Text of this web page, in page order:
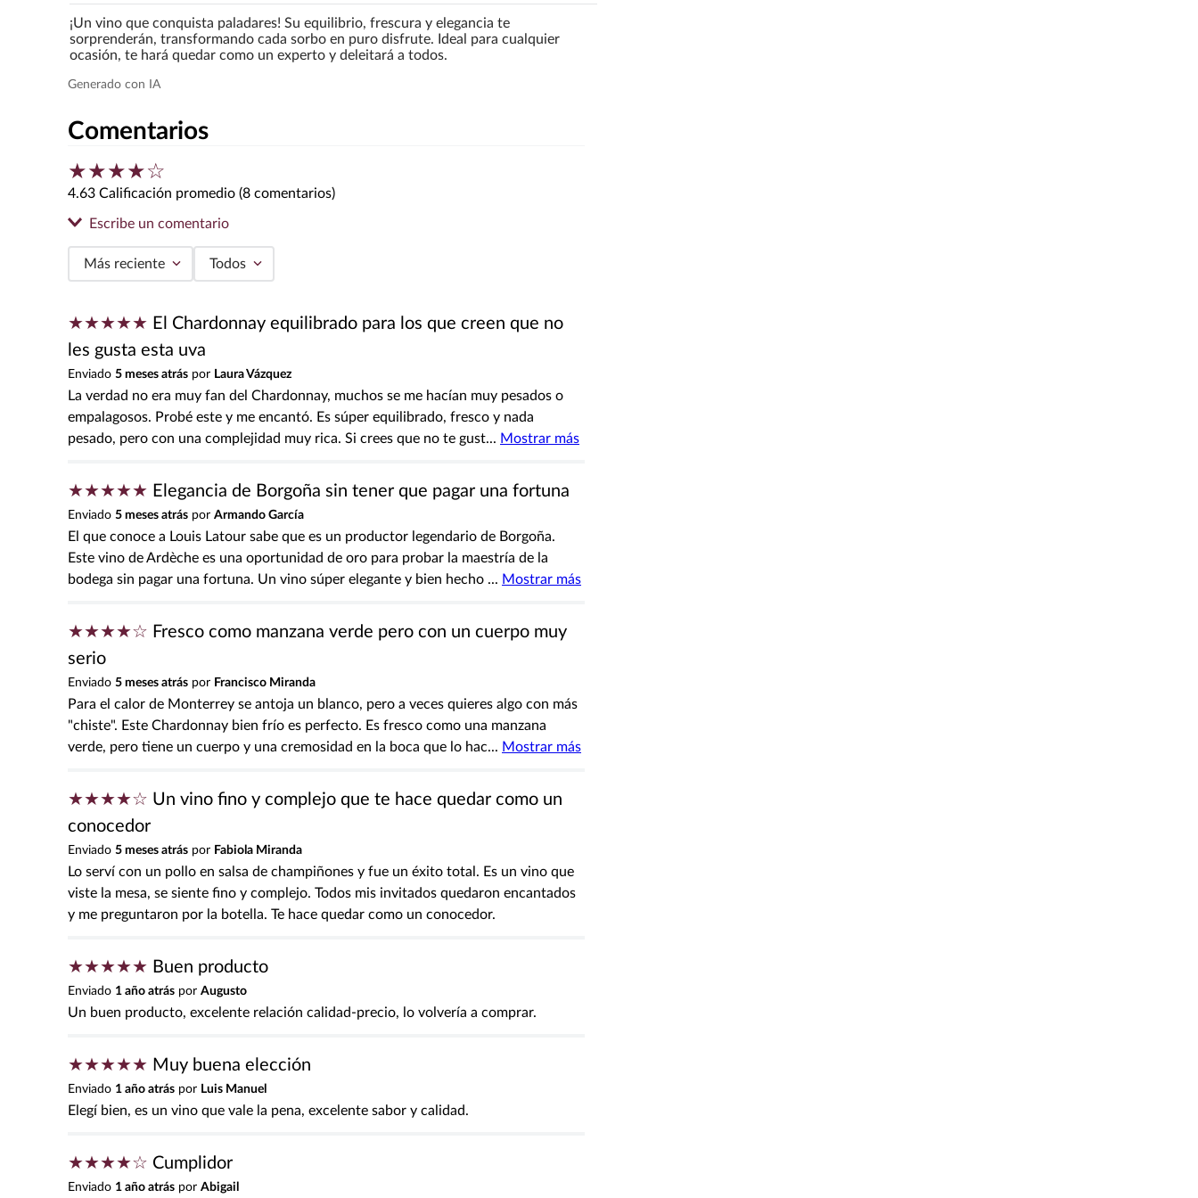
¡Un vino que conquista paladares! Su equilibrio, frescura y elegancia te
sorprenderán, transformando cada sorbo en puro disfrute. Ideal para cualquier
ocasión, te hará quedar como un experto y deleitará a todos.
Comentarios
★★★★☆
4.63 Calificación promedio (8 comentarios)
Escribe un comentario
Título
Califica el producto de 1 a 5 estrellas
★★★★★
Dirección de email
Enviar comentario
Más reciente Todos
★★★★★ El Chardonnay equilibrado para los que creen que no
les gusta esta uva
Enviado 5 meses atrás por Laura Vázquez
La verdad no era muy fan del Chardonnay, muchos se me hacían muy pesados o
empalagosos. Probé este y me encantó. Es súper equilibrado, fresco y nada
pesado, pero con una complejidad muy rica. Si crees que no te gust... Mostrar más
★★★★★ Elegancia de Borgoña sin tener que pagar una fortuna
Enviado 5 meses atrás por Armando García
El que conoce a Louis Latour sabe que es un productor legendario de Borgoña.
Este vino de Ardèche es una oportunidad de oro para probar la maestría de la
bodega sin pagar una fortuna. Un vino súper elegante y bien hecho ... Mostrar más
★★★★☆ Fresco como manzana verde pero con un cuerpo muy
serio
Enviado 5 meses atrás por Francisco Miranda
Para el calor de Monterrey se antoja un blanco, pero a veces quieres algo con más
"chiste". Este Chardonnay bien frío es perfecto. Es fresco como una manzana
verde, pero tiene un cuerpo y una cremosidad en la boca que lo hac... Mostrar más
★★★★☆ Un vino fino y complejo que te hace quedar como un
conocedor
Enviado 5 meses atrás por Fabiola Miranda
Lo serví con un pollo en salsa de champiñones y fue un éxito total. Es un vino que
viste la mesa, se siente fino y complejo. Todos mis invitados quedaron encantados
y me preguntaron por la botella. Te hace quedar como un conocedor.
★★★★★ Buen producto
Enviado 1 año atrás por Augusto
Un buen producto, excelente relación calidad-precio, lo volvería a comprar.
★★★★★ Muy buena elección
Enviado 1 año atrás por Luis Manuel
Elegí bien, es un vino que vale la pena, excelente sabor y calidad.
★★★★☆ Cumplidor
Enviado 1 año atrás por Abigail